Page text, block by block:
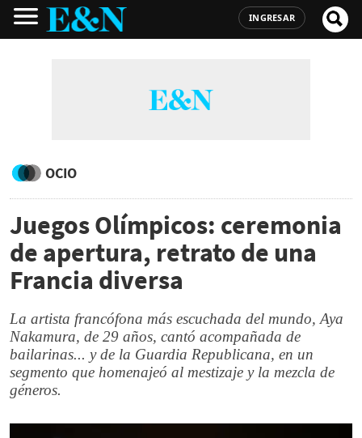
INGRESAR
OCIO
Juegos Olímpicos: ceremonia
de apertura, retrato de una
Francia diversa
La artista francófona más escuchada del mundo, Aya
Nakamura, de 29 años, cantó acompañada de
bailarinas... y de la Guardia Republicana, en un
segmento que homenajeó al mestizaje y la mezcla de
géneros.